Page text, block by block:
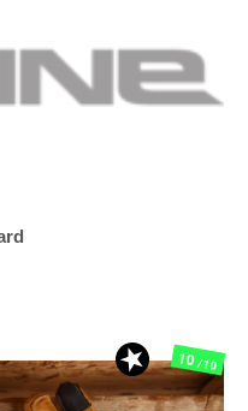
10/10